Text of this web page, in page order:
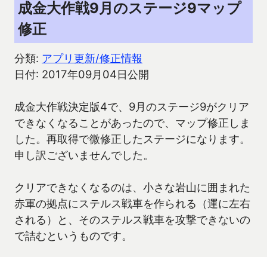
成金大作戦9月のステージ9マップ
修正
分類: アプリ更新/修正情報
日付: 2017年09月04日公開
成金大作戦決定版4で、9月のステージ9がクリア
できなくなることがあったので、マップ修正しま
した。再取得で微修正したステージになります。
申し訳ございませんでした。
クリアできなくなるのは、小さな岩山に囲まれた
赤軍の拠点にステルス戦車を作られる（運に左右
される）と、そのステルス戦車を攻撃できないの
で詰むというものです。